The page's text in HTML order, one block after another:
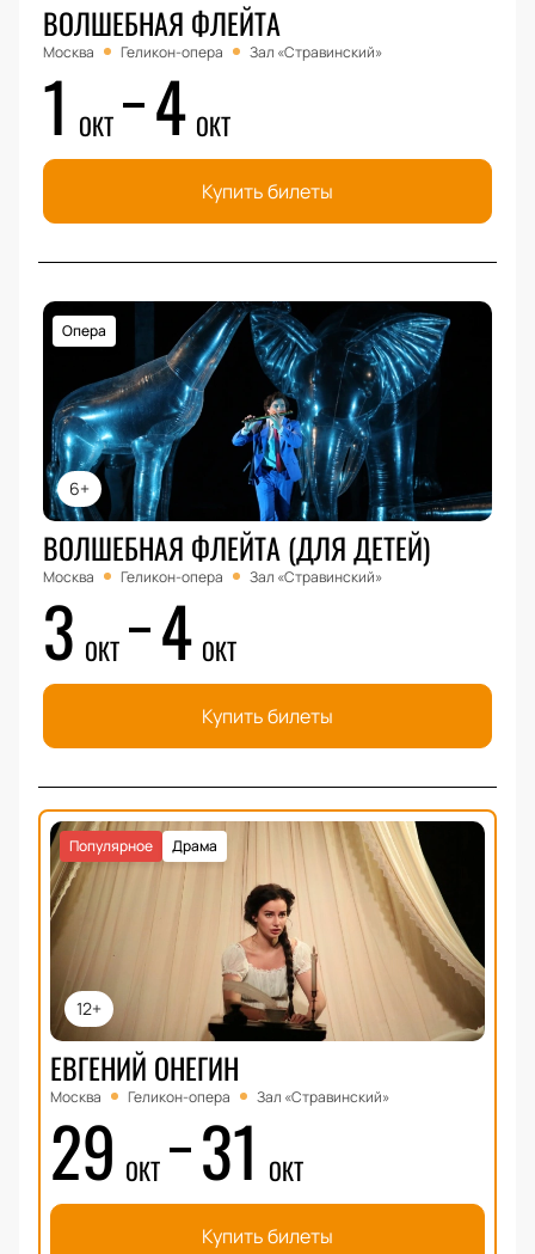
ВОЛШЕБНАЯ ФЛЕЙТА
Москва Геликон-опера Зал «Стравинский»
1 ОКТ 4 ОКТ
Купить билеты
6+
Опера
ВОЛШЕБНАЯ ФЛЕЙТА (ДЛЯ ДЕТЕЙ)
Москва Геликон-опера Зал «Стравинский»
3 ОКТ 4 ОКТ
Купить билеты
12+
Драма
Популярное
ЕВГЕНИЙ ОНЕГИН
Москва Геликон-опера Зал «Стравинский»
29 ОКТ 31 ОКТ
Купить билеты